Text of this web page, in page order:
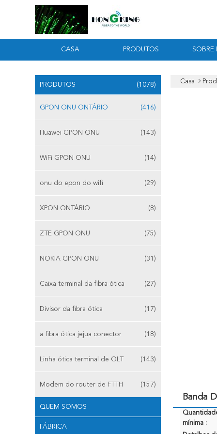
CASA PRODUTOS SOBRE
PRODUTOS (1078)
GPON ONU ONTÁRIO (416)
Huawei GPON ONU (143)
WiFi GPON ONU (14)
onu do epon do wifi (29)
XPON ONTÁRIO (8)
ZTE GPON ONU (75)
NOKIA GPON ONU (31)
Caixa terminal da fibra ótica (27)
Divisor da fibra ótica (17)
a fibra ótica jejua conector (18)
Linha ótica terminal de OLT (143)
Modem do router de FTTH (157)
QUEM SOMOS
FÁBRICA
Casa
Banda
mínima :